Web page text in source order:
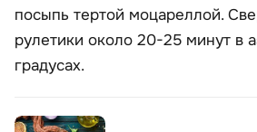
посыпь тертой моцареллой.
рулетики около 20-25 минут в
градусах.